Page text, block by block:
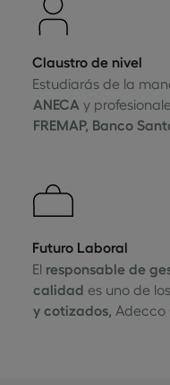
Claustro de nivel
Estudiarás de la
ANECA y
FREMAP, Banco
Futuro Laboral
El responsable de
calidad es uno de los
y cotizados, Adecco